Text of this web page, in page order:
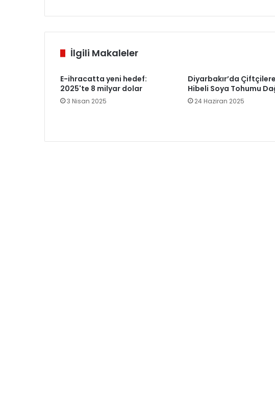
İlgili Makaleler
E-ihracatta yeni hedef:
2025'te 8 milyar dolar
3 Nisan 2025
Diyarbakır’da
Hibeli Soya Tohumu
24 Haziran 2025